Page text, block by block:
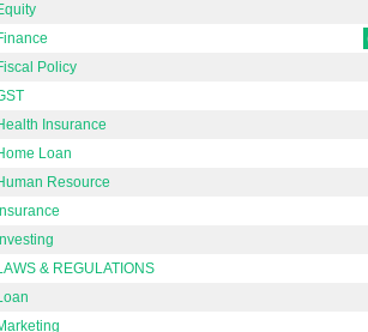
Policy
Insurance
Loan
Resource
Insurance
Investing
& REGULATIONS